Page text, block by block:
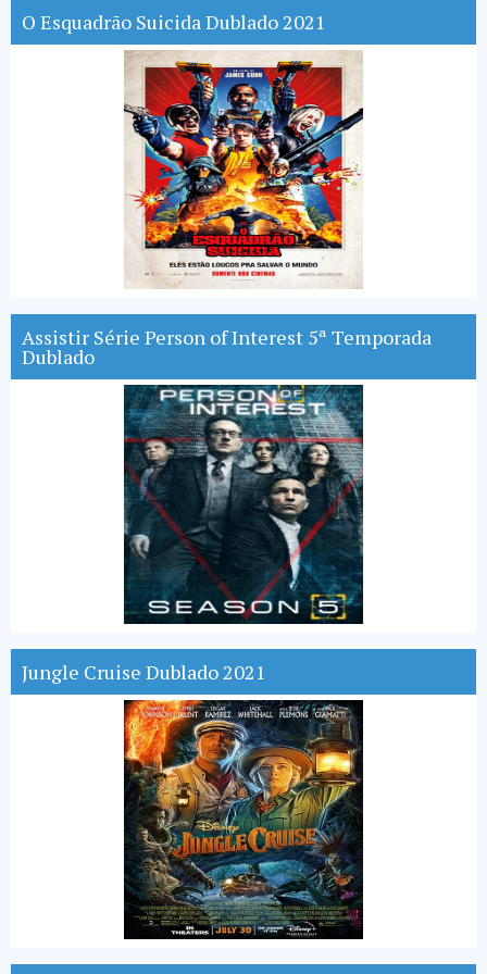
O Esquadrão Suicida Dublado 2021
Assistir Série Person of Interest 5ª Temporada
Dublado
Jungle Cruise Dublado 2021